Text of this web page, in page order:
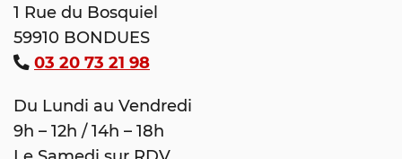
1 Rue du Bosquiel
59910 BONDUES
03 20 73 21 98
Du Lundi au Vendredi
9h – 12h / 14h – 18h